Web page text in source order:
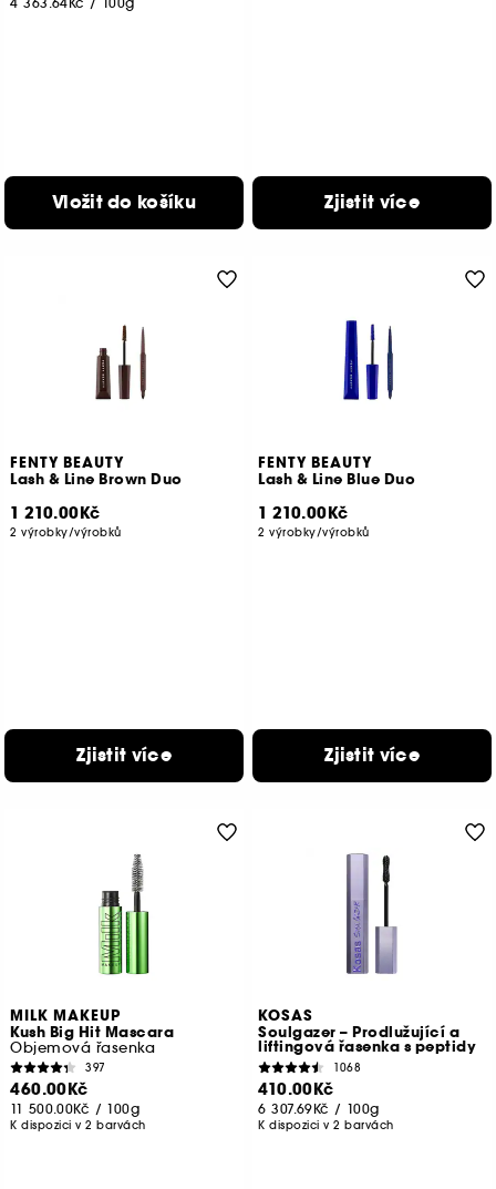
Vložit do košíku Zjistit více
FENTY BEAUTY
Lash & Line Brown Duo
1 210.00Kč
2 výrobky/výrobků
Zjistit více
FENTY BEAUTY
Lash & Line Blue Duo
1 210.00Kč
2 výrobky/výrobků
Zjistit více
MILK MAKEUP
Kush Big Hit Mascara
Objemová řasenka
397
460.00Kč
11 500.00Kč / 100g
K dispozici v 2 barvách
KOSAS
Soulgazer – Prodlužující a
liftingová řasenka s peptidy
1068
410.00Kč
6 307.69Kč / 100g
K dispozici v 2 barvách